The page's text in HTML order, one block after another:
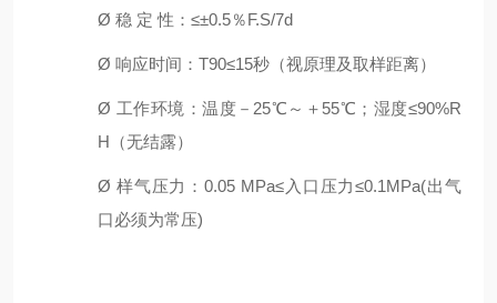
Ø 稳 定 性： ≤±0.5％F.S/7d
Ø 响应时间： T90≤15秒 （视原理及取样距离）
Ø 工作环境：温度－ 25℃～＋55℃ ； 湿度≤90%R
H （无结露）
Ø 样气压力：0.05 MPa≤入口压力≤0.1MPa(出气
口必须为常压)